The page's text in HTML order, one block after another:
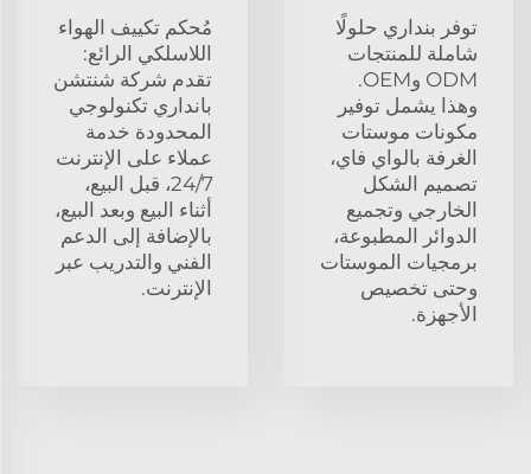
توفر بنداري حلولًا
شاملة للمنتجات
ODM وOEM.
وهذا يشمل توفير
مكونات موستات
الغرفة بالواي فاي،
تصميم الشكل
الخارجي وتجميع
الدوائر المطبوعة،
برمجيات الموستات
وحتى تخصيص
الأجهزة.
مُحكم تكييف الهواء
اللاسلكي الرائع:
تقدم شركة شنتشن
بانداري تكنولوجي
المحدودة خدمة
عملاء على الإنترنت
24/7، قبل البيع،
أثناء البيع وبعد البيع،
بالإضافة إلى الدعم
الفني والتدريب عبر
الإنترنت.